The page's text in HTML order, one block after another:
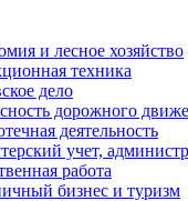
и лесное хозяйство
техника
дело
дорожного
деятельность
учет,
работа
бизнес и туризм